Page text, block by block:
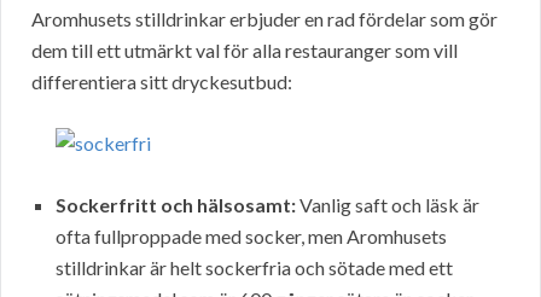
Aromhusets stilldrinkar erbjuder en rad fördelar som gör
dem till ett utmärkt val för alla restauranger som vill
differentiera sitt dryckesutbud:
Sockerfritt och hälsosamt:Vanlig saft och läsk är
ofta fullproppade med socker, men Aromhusets
stilldrinkar är helt sockerfria och sötade med ett